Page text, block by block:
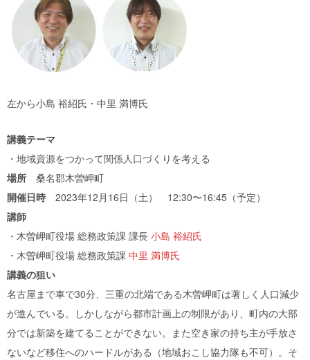
左から小島 裕紹氏・中里 満博氏
講義テーマ
・地域資源をつかって関係人口づくりを考える
場所 桑名郡木曽岬町
開催日時 2023年12月16日（土） 12:30〜16:45（予定）
講師
・木曽岬町役場 総務政策課 課長 小島 裕紹氏
・木曽岬町役場 総務政策課 中里 満博氏
講義の狙い
名古屋まで車で30分、三重の北端である木曽岬町は著しく人口減少
が進んでいる。しかしながら都市計画上の制限があり、町内の大部
分では新築を建てることができない。また空き家の持ち主が手放さ
ないなど移住へのハードルがある（地域おこし協力隊も不可）。そ